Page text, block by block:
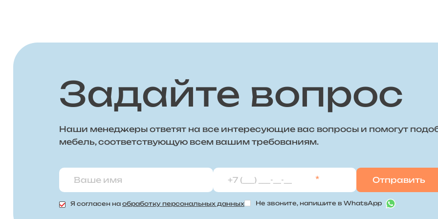
Задайте вопрос
Наши менеджеры ответят на все интересующие вас вопросы и помогут
мебель, соответствующую всем вашим требованиям.
*
Я согласен на обработку персональных данных Не звоните, напишите в WhatsApp